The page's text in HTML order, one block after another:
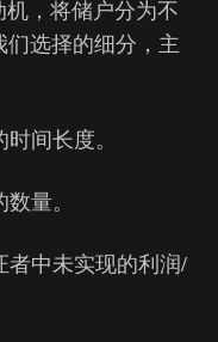
，将储户分为不
选择的细分，主
间长度。
量。
者中未实现的利润/